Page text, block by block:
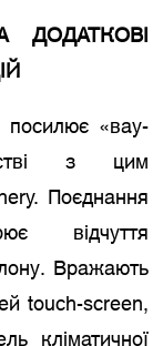
ДОДАТКОВІ
посилює «вау-
з цим
Поєднання
відчуття
Вражають
touch-screen,